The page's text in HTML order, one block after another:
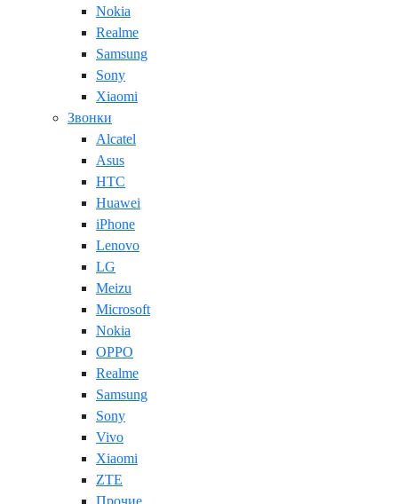
Nokia
Realme
Samsung
Sony
Xiaomi
Звонки
Alcatel
Asus
HTC
Huawei
iPhone
Lenovo
LG
Meizu
Microsoft
Nokia
OPPO
Realme
Samsung
Sony
Vivo
Xiaomi
ZTE